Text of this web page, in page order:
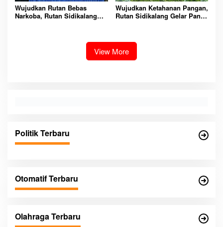
Wujudkan Rutan Bebas
Narkoba, Rutan Sidikalang
Wujudkan Ketahanan Pangan,
Rutan Sidikalang Gelar Panen
View More
Politik Terbaru
Otomatif Terbaru
Olahraga Terbaru